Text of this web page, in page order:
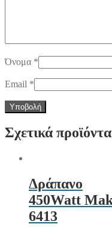
Όνομα *
Email *
Σχετικά προϊόντα
Δράπανο
450Watt
6413